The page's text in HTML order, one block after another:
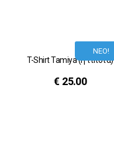
ΝΕΟ!
T-Shirt Tamiya (ή τίποτα)
€ 25.00